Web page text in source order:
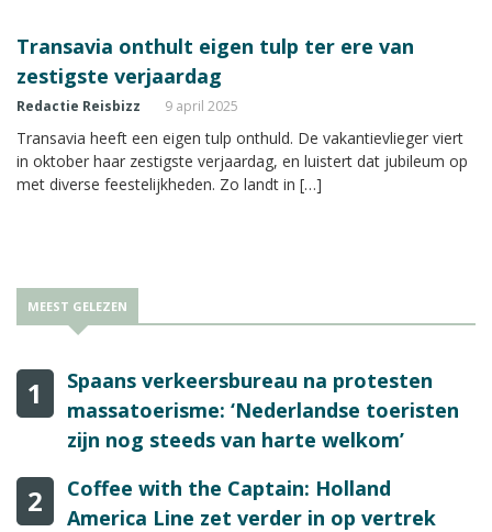
Transavia onthult eigen tulp ter ere van
zestigste verjaardag
Redactie Reisbizz 9 april 2025
Transavia heeft een eigen tulp onthuld. De vakantievlieger viert
in oktober haar zestigste verjaardag, en luistert dat jubileum op
met diverse feestelijkheden. Zo landt in […]
MEEST GELEZEN
1
Spaans verkeersbureau na protesten
massatoerisme: ‘Nederlandse toeristen
zijn nog steeds van harte welkom’
2
Coffee with the Captain: Holland
America Line zet verder in op vertrek